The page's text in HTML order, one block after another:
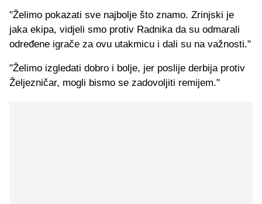
"Želimo pokazati sve najbolje što znamo. Zrinjski je
jaka ekipa, vidjeli smo protiv Radnika da su odmarali
određene igrače za ovu utakmicu i dali su na važnosti."
"Želimo izgledati dobro i bolje, jer poslije derbija protiv
Željezničar, mogli bismo se zadovoljiti remijem."